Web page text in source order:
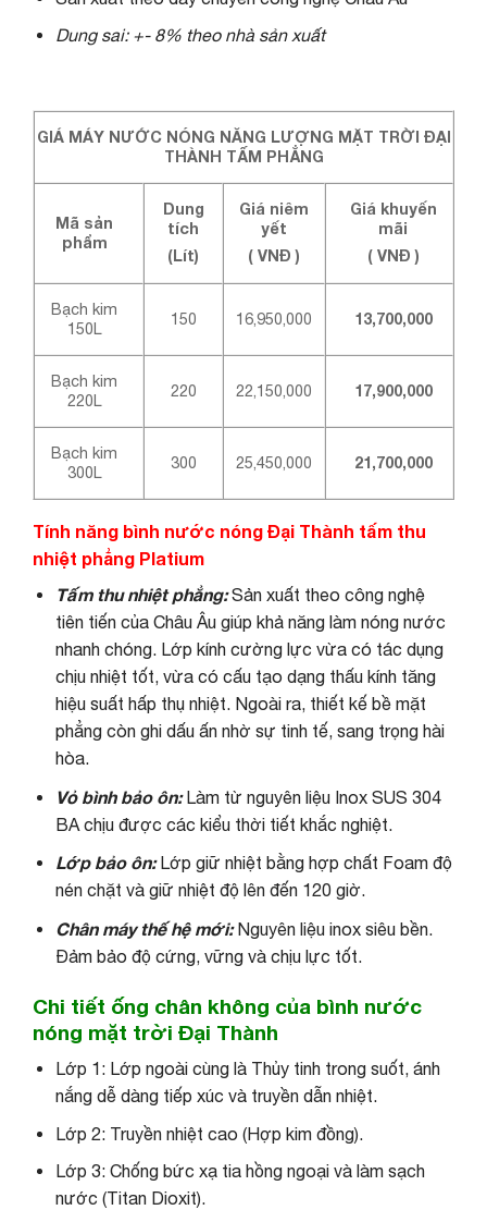
Dung sai: +- 8% theo nhà sản xuất
GIÁ MÁY NƯỚC NÓNG NĂNG LƯỢNG MẶT TRỜI ĐẠI
THÀNH TẤM PHẲNG
Mã sản
phẩm
Dung
tích
(Lít)
Giá niêm
yết
( VNĐ )
Giá khuyến
mãi
( VNĐ )
Bạch kim
150L
150 16,950,000 13,700,000
Bạch kim
220L
220 22,150,000 17,900,000
Bạch kim
300L
300 25,450,000 21,700,000
Tính năng bình nước nóng Đại Thành tấm thu
nhiệt phẳng Platium
Tấm thu nhiệt phẳng:Sản xuất theo công nghệ
tiên tiến của Châu Âu giúp khả năng làm nóng nước
nhanh chóng. Lớp kính cường lực vừa có tác dụng
chịu nhiệt tốt, vừa có cấu tạo dạng thấu kính tăng
hiệu suất hấp thụ nhiệt. Ngoài ra, thiết kế bề mặt
phẳng còn ghi dấu ấn nhờ sự tinh tế, sang trọng hài
hòa.
Vỏ bình bảo ôn:Làm từ nguyên liệu Inox SUS 304
BA chịu được các kiểu thời tiết khắc nghiệt.
Lớp bảo ôn:Lớp giữ nhiệt bằng hợp chất Foam độ
nén chặt và giữ nhiệt độ lên đến 120 giờ.
Chân máy thế hệ mới:Nguyên liệu inox siêu bền.
Đảm bảo độ cứng, vững và chịu lực tốt.
Chi tiết ống chân không của bình nước
nóng mặt trời Đại Thành
Lớp 1: Lớp ngoài cùng là Thủy tinh trong suốt, ánh
nắng dễ dàng tiếp xúc và truyền dẫn nhiệt.
Lớp 2: Truyền nhiệt cao (Hợp kim đồng).
Lớp 3: Chống bức xạ tia hồng ngoại và làm sạch
nước (Titan Dioxit).